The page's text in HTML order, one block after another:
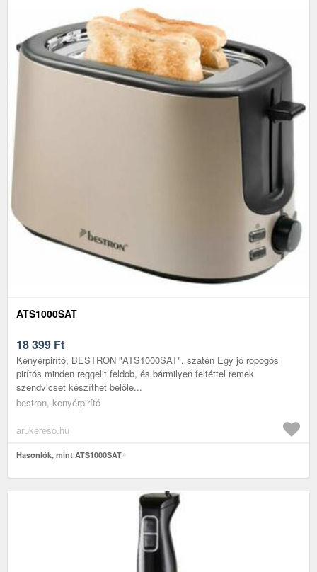
ATS1000SAT
18 399 Ft
Kenyérpirító, BESTRON "ATS1000SAT", szatén Egy jó ropogós
pirítós minden reggelit feldob, és bármilyen feltéttel remek
szendvicset készíthet belőle...
bestron, kenyérpirító
arukereso.hu
Hasonlók, mint ATS1000SAT